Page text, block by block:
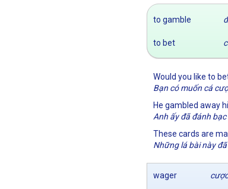
to gamble
to bet
Would you like to
Bạn có muốn cá
He gambled away
Anh ấy đã đánh
These cards are
Những lá bài này
wager cược